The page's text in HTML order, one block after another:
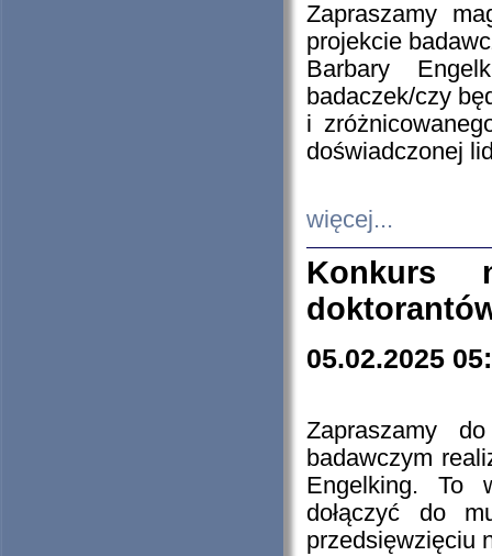
Zapraszamy
projekcie
Barbary
badaczek/czy
i
doświadczonej
więcej...
Konkurs
05.02.2025
Zapraszamy
badawczym
Engelking. To
dołączyć do
przedsięwzięciu